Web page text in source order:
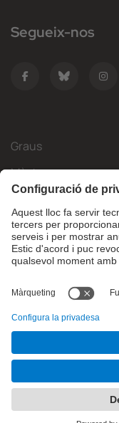
Segueix-nos
Graus
Màsters
Mobilitat
Recerca
Empresa
Què necessites?
© Facultat
de Catalunya -